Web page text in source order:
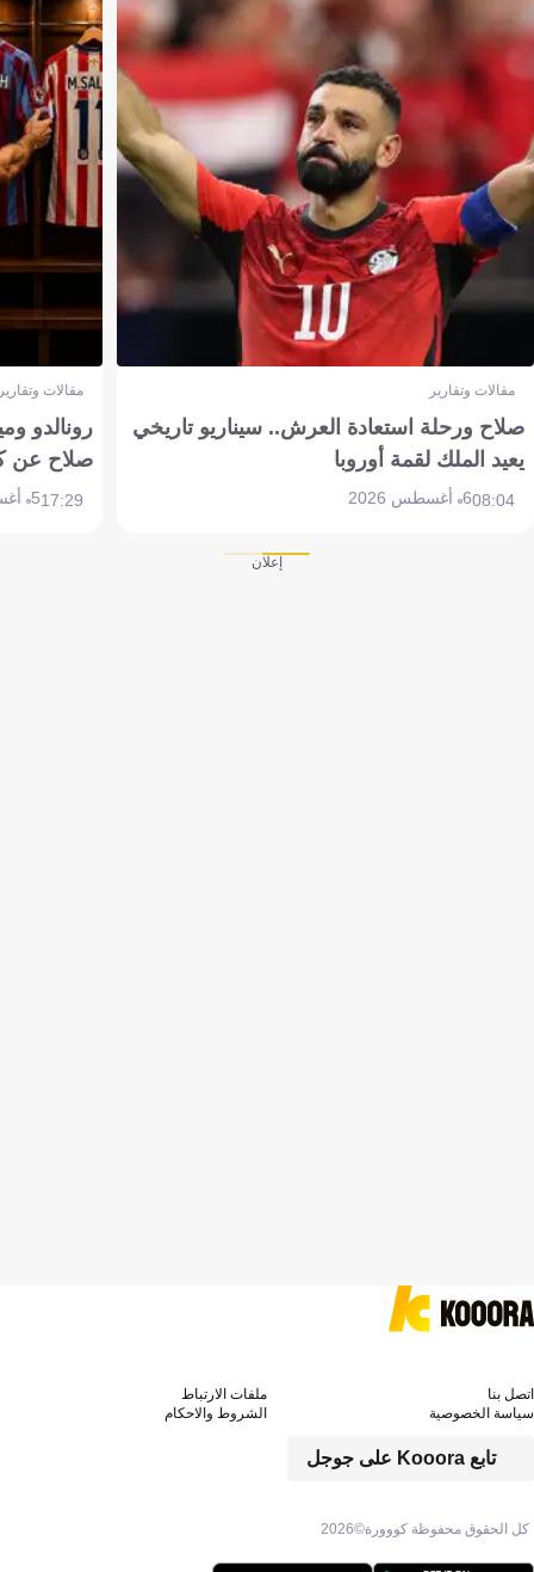
مقالات وتقارير
صلاح ورحلة استعادة العرش.. سيناريو تاريخي
يعيد الملك لقمة أوروبا
08:046 أغسطس 2026
مقالات
رونالدو
صلاح عن
17:295 أغسطس 2026
إعلان
كل الحقوق محفوظة كووورة©2026
تابع Kooora على جوجل
اتصل بنا
ملفات الارتباط
سياسة الخصوصية
الشروط والاحكام